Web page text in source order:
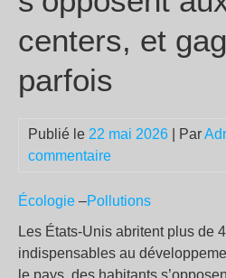
centers, et
parfois
Publié le 22 mai 2026 | Par
commentaire
Écologie –Pollutions
Les États-Unis abritent plus de
indispensables au
le pays, des habitants